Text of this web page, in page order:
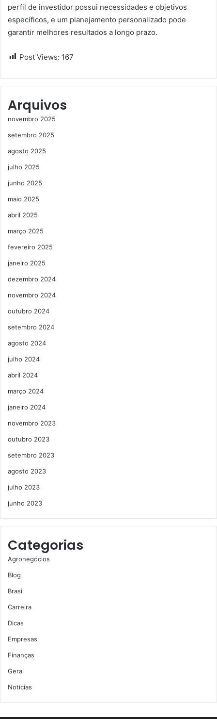
perfil de investidor possui necessidades e objetivos
específicos, e um planejamento personalizado pode
garantir melhores resultados a longo prazo.
Post Views: 167
Arquivos
novembro 2025
setembro 2025
agosto 2025
julho 2025
junho 2025
maio 2025
abril 2025
março 2025
fevereiro 2025
janeiro 2025
dezembro 2024
novembro 2024
outubro 2024
setembro 2024
agosto 2024
julho 2024
abril 2024
março 2024
janeiro 2024
novembro 2023
outubro 2023
setembro 2023
agosto 2023
julho 2023
junho 2023
Categorias
Agronegócios
Blog
Brasil
Carreira
Dicas
Empresas
Finanças
Geral
Notícias